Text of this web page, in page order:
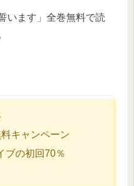
います」全巻無料で読
キャンペーン
ブの初回70％